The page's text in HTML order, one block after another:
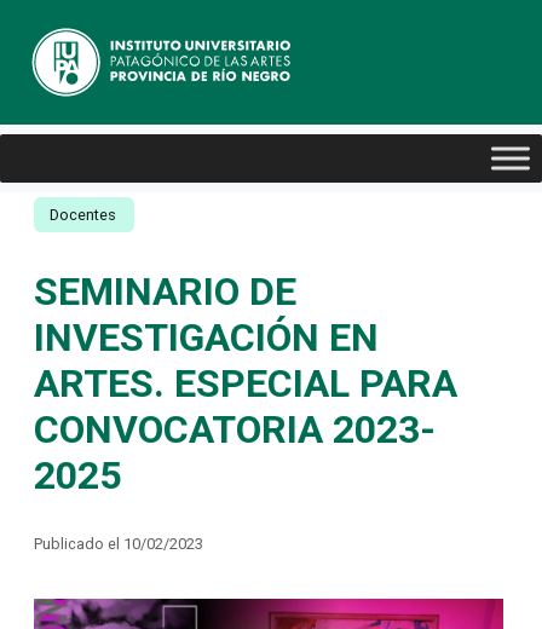
Docentes
SEMINARIO DE
INVESTIGACIÓN EN
ARTES. ESPECIAL PARA
CONVOCATORIA 2023-
2025
Publicado el 10/02/2023